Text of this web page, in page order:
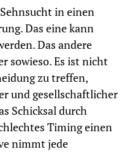
in einen
Das eine kann
Das andere
sowieso. Es ist nicht
zu treffen,
und gesellschaftlicher
Schicksal durch
Timing einen
nimmt jede